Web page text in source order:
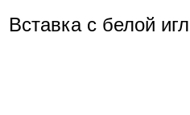
Вставка с белой